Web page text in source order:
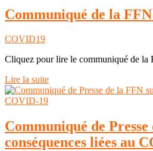
Communiqué de la
COVID19
Cliquez pour lire le communiqué de la
Lire la suite
Communiqué de
conséquences liées au